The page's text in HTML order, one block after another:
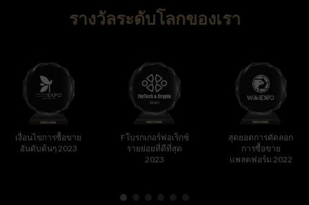
รางวัลระดับโลกของเรา
เงื่อนไขการซื้อขาย
อันดับต้นๆ 2023
Fโบรกเกอร์ฟอเร็กซ์
รายย่อยที่ดีที่สุด
2023
สุดยอดการคัดลอก
การซื้อขาย
แพลตฟอร์ม 2022